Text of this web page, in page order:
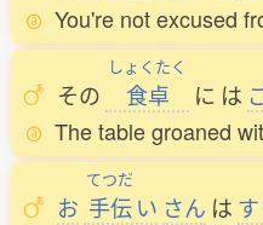
You're not excused
その
しょくたく
食卓 に は
The table groaned
お
てつだ
手伝 い さん は